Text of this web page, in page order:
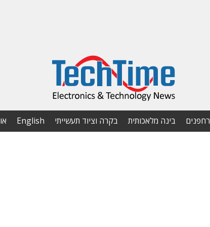
רחפנים בינה מלאכותית בקרה וציוד תעשייתי English